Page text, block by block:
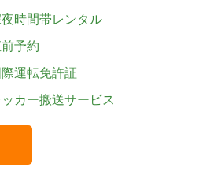
時間帯レンタル
予約
運転免許証
カー搬送サービス